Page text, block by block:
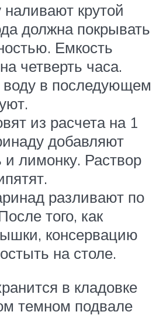
наливают крутой
должна покрывать
Емкость
четверть часа.
в последующем
из расчета на 1
добавляют
и лимонку. Раствор
разливают по
того, как
консервацию
на столе.
в кладовке
темном подвале